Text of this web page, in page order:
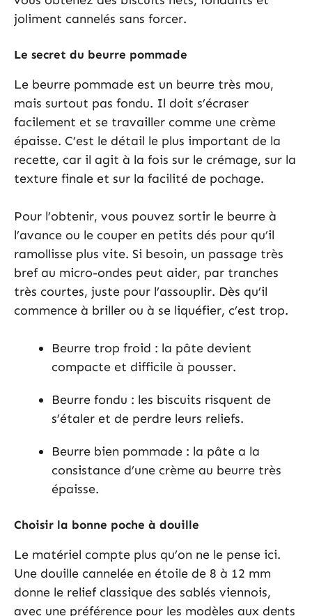
joliment cannelés sans forcer.
Le secret du beurre pommade
Le beurre pommade est un beurre très mou,
mais surtout pas fondu. Il doit s’écraser
facilement et se travailler comme une crème
épaisse. C’est le détail le plus important de la
recette, car il agit à la fois sur le crémage, sur la
texture finale et sur la facilité de pochage.
Pour l’obtenir, vous pouvez sortir le beurre à
l’avance ou le couper en petits dés pour qu’il
ramollisse plus vite. Si besoin, un passage très
bref au micro-ondes peut aider, par tranches
très courtes, juste pour l’assouplir. Dès qu’il
commence à briller ou à se liquéfier, c’est trop.
Beurre trop froid : la pâte devient
compacte et difficile à pousser.
Beurre fondu : les biscuits risquent de
s’étaler et de perdre leurs reliefs.
Beurre bien pommade : la pâte a la
consistance d’une crème au beurre très
épaisse.
Choisir la bonne poche à douille
Le matériel compte plus qu’on ne le pense ici.
Une douille cannelée en étoile de 8 à 12 mm
donne le relief classique des sablés viennois,
avec une préférence pour les modèles aux dents